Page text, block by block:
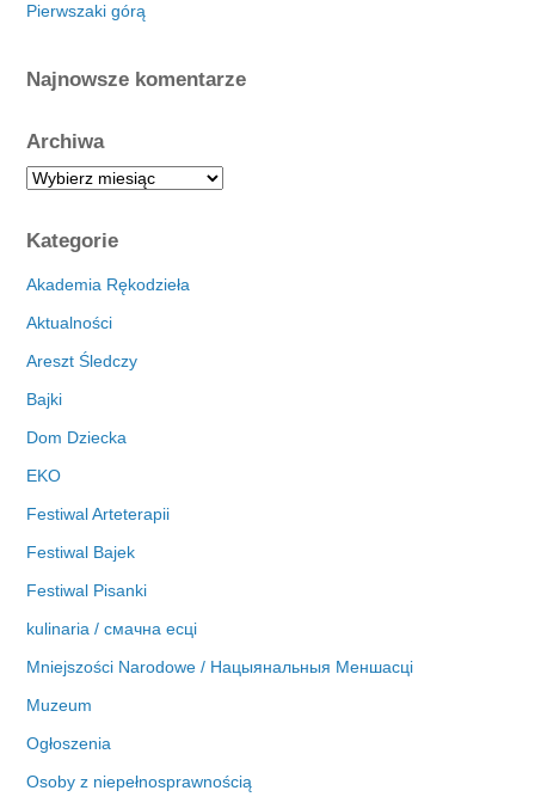
Pierwszaki górą
Najnowsze komentarze
Archiwa
A
h
i
a
Kategorie
Akademia Rękodzieła
Aktualności
Areszt Śledczy
Bajki
Dom Dziecka
EKO
Festiwal Arteterapii
Festiwal Bajek
Festiwal Pisanki
kulinaria / смачна есці
Mniejszości Narodowe / Нацыянальныя Меншасці
Muzeum
Ogłoszenia
Osoby z niepełnosprawnością